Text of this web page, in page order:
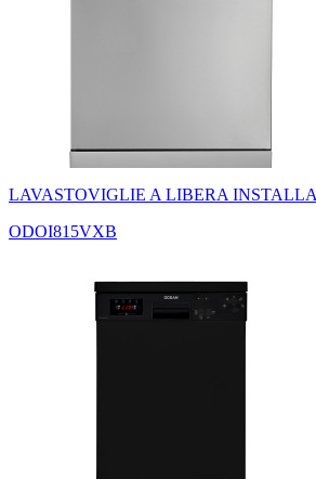
LAVASTOVIGLIE A LIBERA
ODOI815VXB